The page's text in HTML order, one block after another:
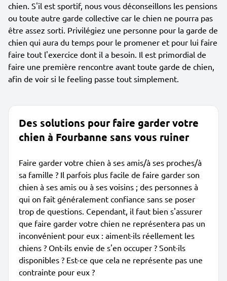
chien. S'il est sportif, nous vous déconseillons les pensions
ou toute autre garde collective car le chien ne pourra pas
être assez sorti. Privilégiez une personne pour la garde de
chien qui aura du temps pour le promener et pour lui faire
faire tout l'exercice dont il a besoin. Il est primordial de
faire une première rencontre avant toute garde de chien,
afin de voir si le feeling passe tout simplement.
Des solutions pour faire garder votre
chien à Fourbanne sans vous ruiner
Faire garder votre chien à ses amis/à ses proches/à
sa famille ? Il parfois plus facile de faire garder son
chien à ses amis ou à ses voisins ; des personnes à
qui on fait généralement confiance sans se poser
trop de questions. Cependant, il faut bien s'assurer
que faire garder votre chien ne représentera pas un
inconvénient pour eux : aiment-ils réellement les
chiens ? Ont-ils envie de s'en occuper ? Sont-ils
disponibles ? Est-ce que cela ne représente pas une
contrainte pour eux ?